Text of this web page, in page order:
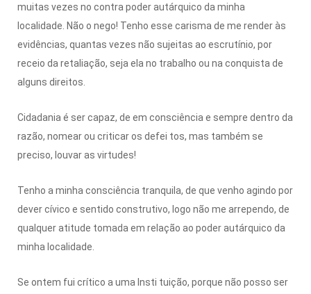
muitas vezes no contra poder autárquico da minha
localidade. Não o nego! Tenho esse carisma de me render às
evidências, quantas vezes não sujeitas ao escrutínio, por
receio da retaliação, seja ela no trabalho ou na conquista de
alguns direitos.
Cidadania é ser capaz, de em consciência e sempre dentro da
razão, nomear ou criticar os defei tos, mas também se
preciso, louvar as virtudes!
Tenho a minha consciência tranquila, de que venho agindo por
dever cívico e sentido construtivo, logo não me arrependo, de
qualquer atitude tomada em relação ao poder autárquico da
minha localidade.
Se ontem fui crítico a uma Insti tuição, porque não posso ser